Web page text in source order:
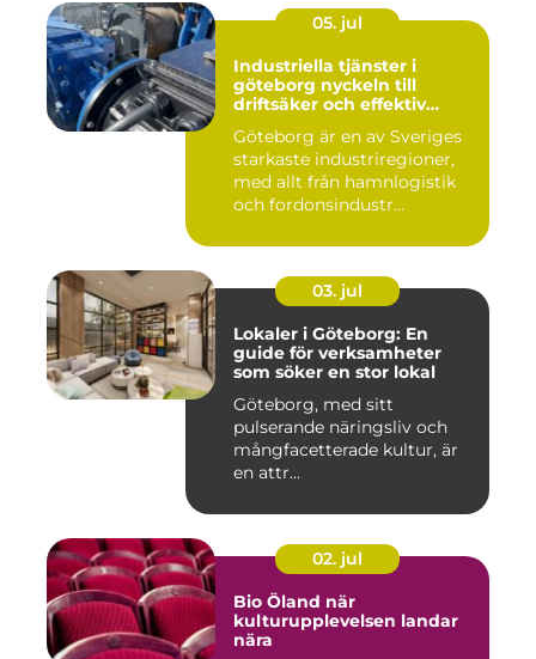
05. jul
Industriella tjänster i
göteborg nyckeln till
driftsäker och effektiv
Göteborg är en av Sveriges
starkaste industriregioner,
med allt från hamnlogistik
och fordonsindustr...
03. jul
Lokaler i Göteborg: En
guide för verksamheter
som söker en stor lokal
Göteborg, med sitt
pulserande näringsliv och
mångfacetterade kultur, är
en attr...
02. jul
Bio Öland när
kulturupplevelsen landar
nära